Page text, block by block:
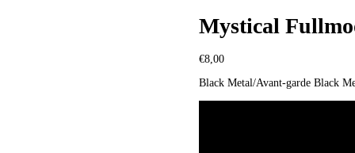
Mystical
€8,00
Black Metal/Avant-garde Black